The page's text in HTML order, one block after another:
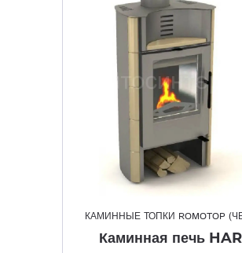
КАМИННЫЕ ТОПКИ ROMOTOP
Каминная печь